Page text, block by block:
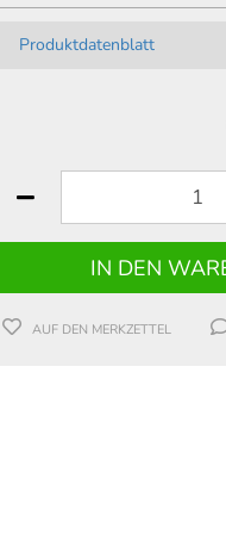
Produktdatenblatt
AUF DEN MERKZETTEL